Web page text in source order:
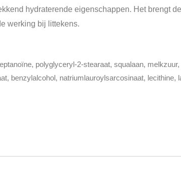
hydraterende eigenschappen. Het brengt
werking bij littekens.
polyglyceryl-2-stearaat, squalaan,
benzylalcohol, natriumlauroylsarcosinaat,